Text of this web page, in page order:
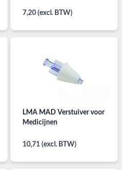
7,20 (excl. BTW)
LMA MAD Verstuiver voor
Medicijnen
10,71 (excl. BTW)